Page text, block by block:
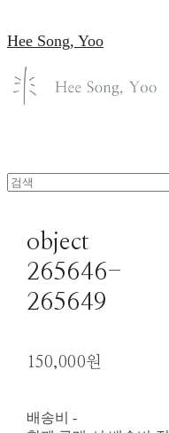
Hee Song, Yoo
object
265646-
265649
150,000원
배송비-